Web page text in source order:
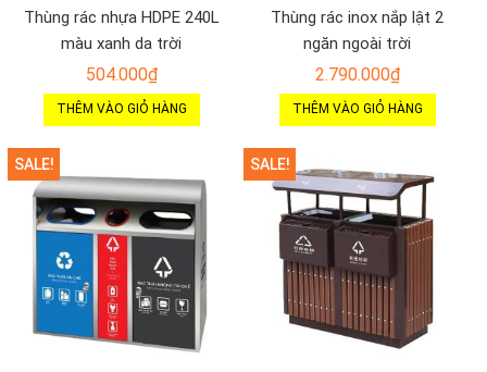
Thùng rác nhựa HDPE 240L
màu xanh da trời
504.000₫
THÊM VÀO GIỎ HÀNG
Thùng rác inox nắp lật 2
ngăn ngoài trời
2.790.000₫
THÊM VÀO GIỎ HÀNG
SALE! SALE!